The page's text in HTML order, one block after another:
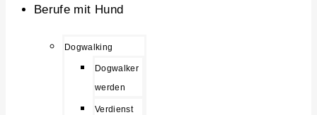
Berufe mit Hund
Dogwalking
Dogwalker
werden
Verdienst